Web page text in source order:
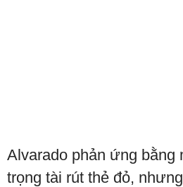
Alvarado phản ứng bằng
trọng tài rút thẻ đỏ,